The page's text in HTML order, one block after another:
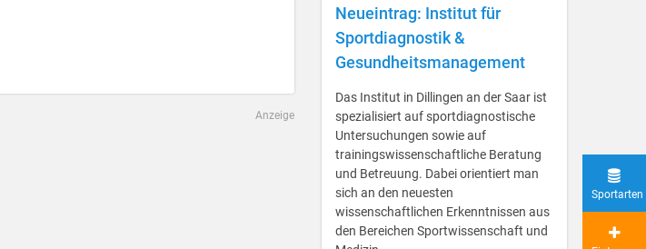
Anzeige
Neueintrag: Institut für
Sportdiagnostik &
Gesundheitsmanagement
Das Institut in Dillingen an der Saar ist
spezialisiert auf sportdiagnostische
Untersuchungen sowie auf
trainingswissenschaftliche Beratung
und Betreuung. Dabei orientiert man
sich an den neuesten
wissenschaftlichen Erkenntnissen aus
den Bereichen Sportwissenschaft und
Sportarten